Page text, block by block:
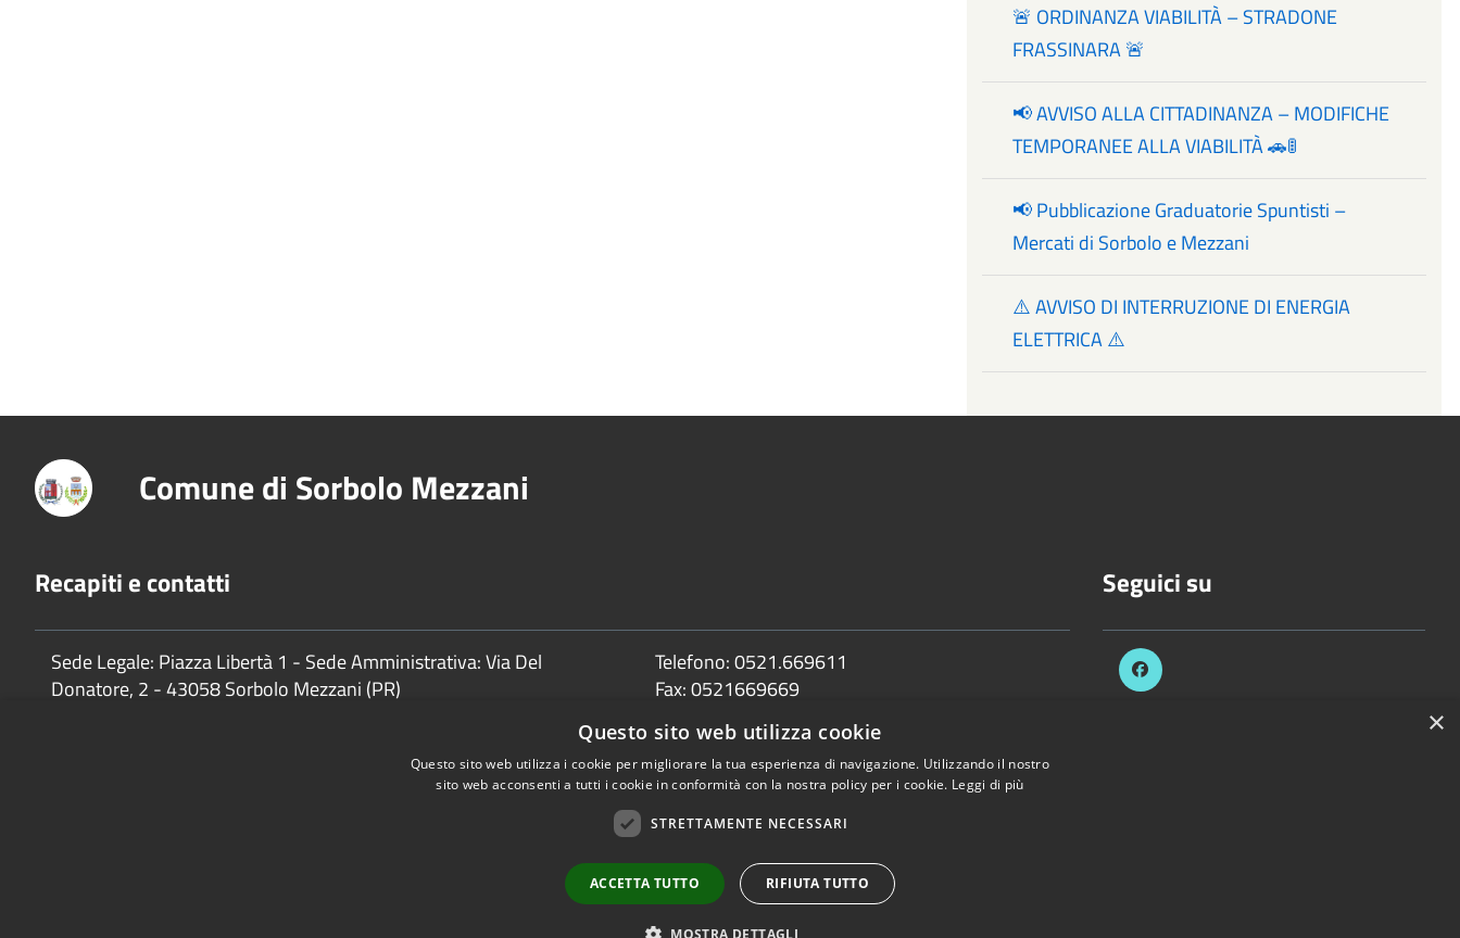
🚨 ORDINANZA VIABILITÀ – STRADONE
FRASSINARA 🚨
📢 AVVISO ALLA CITTADINANZA – MODIFICHE
TEMPORANEE ALLA VIABILITÀ 🚗🚦
📢 Pubblicazione Graduatorie Spuntisti –
Mercati di Sorbolo e Mezzani
⚠️ AVVISO DI INTERRUZIONE DI ENERGIA
ELETTRICA ⚠️
Comune di Sorbolo Mezzani
Recapiti e contatti
Sede Legale: Piazza Libertà 1 - Sede Amministrativa: Via Del
Donatore, 2 - 43058 Sorbolo Mezzani (PR)
Telefono:0521.669611
Fax:0521669669
Pec:
protocollo@postacert.comune.sorbolomezzani.pr.it
Seguici su
Copyright © 2026 • Comune di Sorbolo Mezzani • Powered by
×
Questo sito web utilizza cookie
Questo sito web utilizza i cookie per migliorare la tua esperienza di navigazione. Utilizzando il nostro
sito web acconsenti a tutti i cookie in conformità con la nostra policy per i cookie. Leggi di più
STRETTAMENTE NECESSARI
ACCETTA TUTTO RIFIUTA TUTTO
MOSTRA DETTAGLI